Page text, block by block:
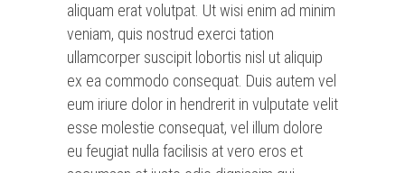
aliquam erat volutpat. Ut wisi enim ad minim
veniam, quis nostrud exerci tation
ullamcorper suscipit lobortis nisl ut aliquip
ex ea commodo consequat. Duis autem vel
eum iriure dolor in hendrerit in vulputate velit
esse molestie consequat, vel illum dolore
eu feugiat nulla facilisis at vero eros et